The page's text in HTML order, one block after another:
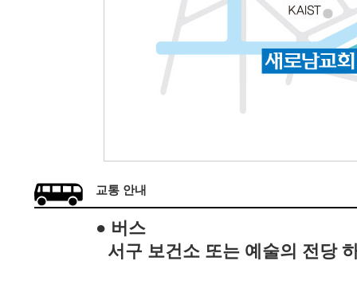
교통 안내
● 버스
서구 보건소 또는 예술의 전당